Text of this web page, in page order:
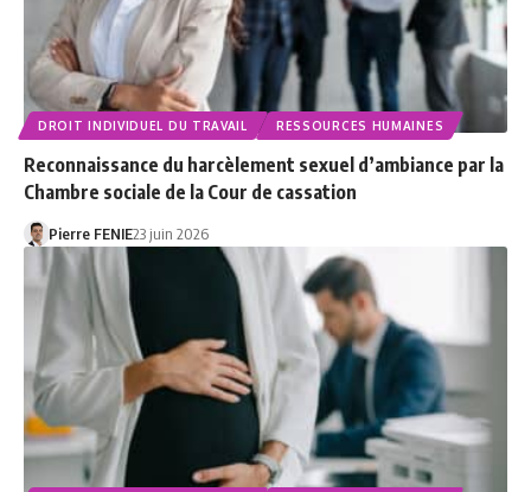
DROIT INDIVIDUEL DU TRAVAIL RESSOURCES HUMAINES
Reconnaissance du harcèlement sexuel d’ambiance par la
Chambre sociale de la Cour de cassation
Pierre FENIE23 juin 2026